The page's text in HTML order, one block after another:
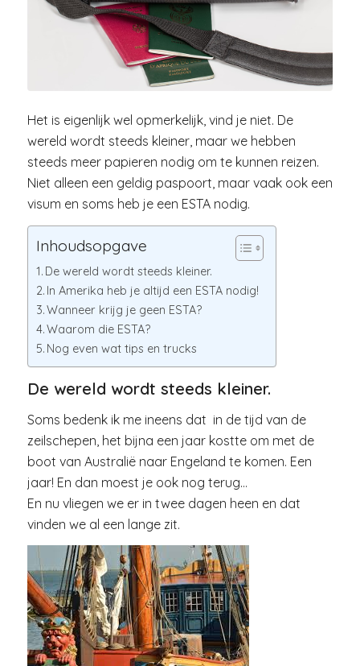
Het is eigenlijk wel opmerkelijk, vind je niet. De
wereld wordt steeds kleiner, maar we hebben
steeds meer papieren nodig om te kunnen reizen.
Niet alleen een geldig paspoort, maar vaak ook een
visum en soms heb je een ESTA nodig.
Inhoudsopgave
De wereld wordt steeds kleiner.
In Amerika heb je altijd een ESTA nodig!
Wanneer krijg je geen ESTA?
Waarom die ESTA?
Nog even wat tips en trucks
De wereld wordt steeds kleiner.
Soms bedenk ik me ineens dat in de tijd van de
zeilschepen, het bijna een jaar kostte om met de
boot van Australië naar Engeland te komen. Een
jaar! En dan moest je ook nog terug…
En nu vliegen we er in twee dagen heen en dat
vinden we al een lange zit.